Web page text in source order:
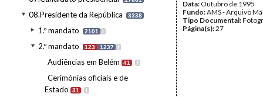
08.Presidente da República 3338
1.º mandato 2101 I
2.º mandato 123 1237 I
Audiências em Belém 41 I
Cerimónias oficiais e de
Estado
31 I
Data: Outubro de 1995
Fundo:AMS - Arquivo
Tipo Documental:
Página(s):27